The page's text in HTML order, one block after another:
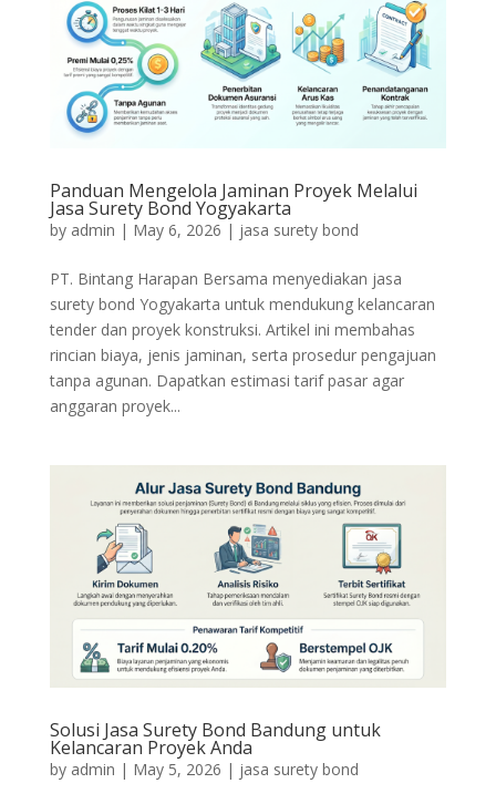
Panduan Mengelola Jaminan Proyek Melalui
Jasa Surety Bond Yogyakarta
by admin | May 6, 2026 | jasa surety bond
PT. Bintang Harapan Bersama menyediakan jasa
surety bond Yogyakarta untuk mendukung kelancaran
tender dan proyek konstruksi. Artikel ini membahas
rincian biaya, jenis jaminan, serta prosedur pengajuan
tanpa agunan. Dapatkan estimasi tarif pasar agar
anggaran proyek...
Solusi Jasa Surety Bond Bandung untuk
Kelancaran Proyek Anda
by admin | May 5, 2026 | jasa surety bond